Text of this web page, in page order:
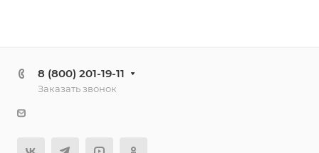
8 (800) 201-19-11
Заказать звонок